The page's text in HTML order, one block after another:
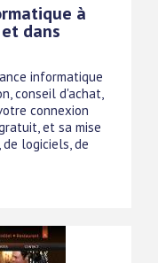
à
dans
informatique
conseil d'achat,
connexion
et sa mise
logiciels, de